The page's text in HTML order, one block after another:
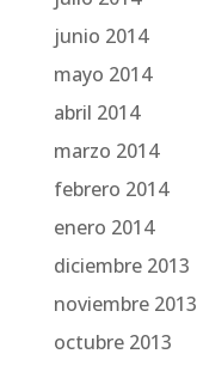
junio 2014
mayo 2014
abril 2014
marzo 2014
febrero 2014
enero 2014
diciembre 2013
noviembre 2013
octubre 2013